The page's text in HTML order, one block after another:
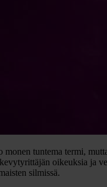
monen tuntema termi,
oikeuksia ja
silmissä.